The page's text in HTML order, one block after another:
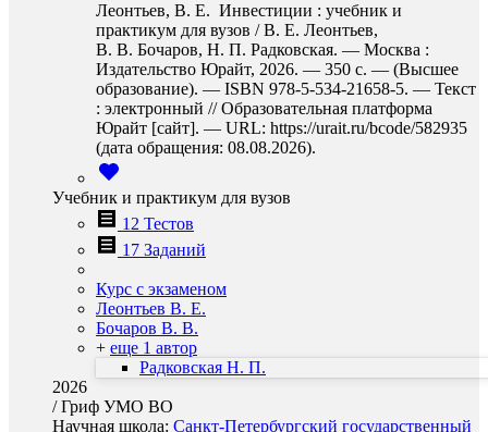
Леонтьев, В. Е. Инвестиции : учебник и
практикум для вузов / В. Е. Леонтьев,
В. В. Бочаров, Н. П. Радковская. — Москва :
Издательство Юрайт, 2026. — 350 с. — (Высшее
образование). — ISBN 978-5-534-21658-5. — Текст
: электронный // Образовательная платформа
Юрайт [сайт]. — URL: https://urait.ru/bcode/582935
(дата обращения: 08.08.2026).
Учебник и практикум для вузов
12 Тестов
17 Заданий
Курс с экзаменом
Леонтьев В. Е.
Бочаров В. В.
+ еще 1 автор
Радковская Н. П.
2026
/Гриф УМО ВО
Научная школа: Санкт-Петербургский государственный